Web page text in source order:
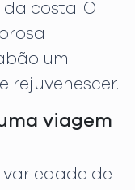
costa. O
um
rejuvenescer.
viagem
de